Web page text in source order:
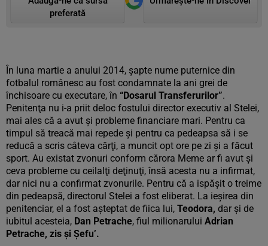
preferată
În luna martie a anului 2014, şapte nume puternice din
fotbalul românesc au fost condamnate la ani grei de
închisoare cu executare, în “Dosarul Transferurilor”.
Penitenţa nu i-a priit deloc fostului director executiv al Stelei,
mai ales că a avut şi probleme financiare mari. Pentru ca
timpul să treacă mai repede şi pentru ca pedeapsa să i se
reducă a scris câteva cărţi, a muncit opt ore pe zi şi a făcut
sport. Au existat zvonuri conform cărora Meme ar fi avut şi
ceva probleme cu ceilalţi deţinuţi, însă acesta nu a infirmat,
dar nici nu a confirmat zvonurile. Pentru că a ispăşit o treime
din pedeapsă, directorul Stelei a fost eliberat. La ieşirea din
penitenciar, el a fost aşteptat de fiica lui, Teodora, dar şi de
iubitul acesteia, Dan Petrache, fiul milionarului Adrian
Petrache, zis şi Şefu’.